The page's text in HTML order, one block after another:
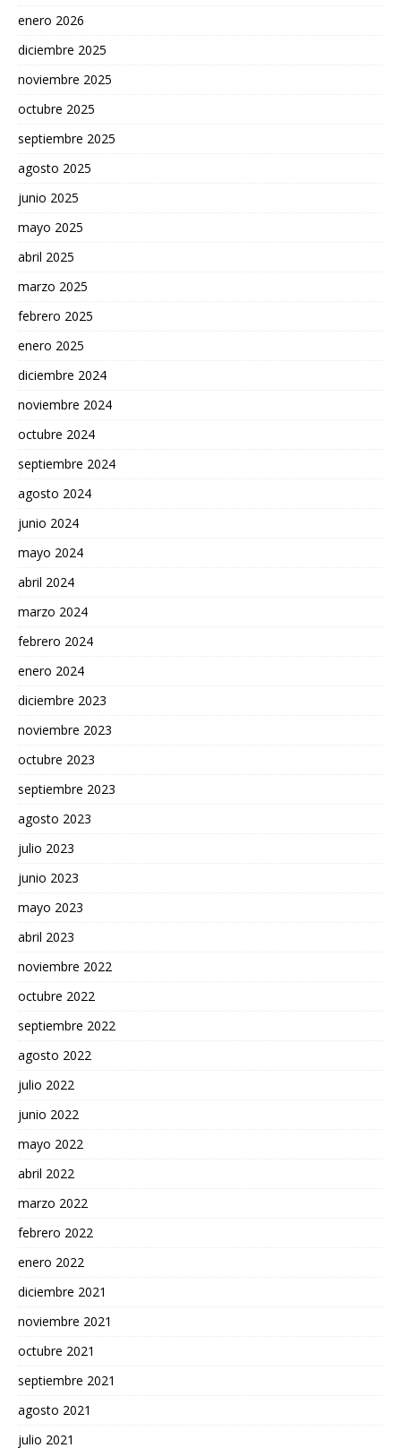
enero 2026
diciembre 2025
noviembre 2025
octubre 2025
septiembre 2025
agosto 2025
junio 2025
mayo 2025
abril 2025
marzo 2025
febrero 2025
enero 2025
diciembre 2024
noviembre 2024
octubre 2024
septiembre 2024
agosto 2024
junio 2024
mayo 2024
abril 2024
marzo 2024
febrero 2024
enero 2024
diciembre 2023
noviembre 2023
octubre 2023
septiembre 2023
agosto 2023
julio 2023
junio 2023
mayo 2023
abril 2023
noviembre 2022
octubre 2022
septiembre 2022
agosto 2022
julio 2022
junio 2022
mayo 2022
abril 2022
marzo 2022
febrero 2022
enero 2022
diciembre 2021
noviembre 2021
octubre 2021
septiembre 2021
agosto 2021
julio 2021